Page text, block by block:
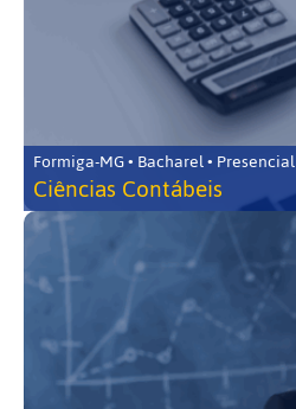
Formiga-MG • Bacharel • Presencial
Ciências Contábeis